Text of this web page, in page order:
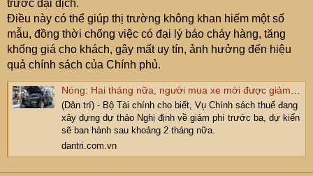
trước đại dịch.
Điều này có thể giúp thị trường không khan hiếm một số
mẫu, đồng thời chống việc có đại lý báo cháy hàng, tăng
khống giá cho khách, gây mất uy tín, ảnh hưởng đến hiệu
quả chính sách của Chính phủ.
Nóng: Hai tháng nữa, người mua xe mới được giảm 50% phí trước bạ
(Dân trí) - Bộ Tài chính cho biết, Vụ Chính sách thuế đang
xây dựng dự thảo Nghị định về giảm phí trước bạ, dự kiến
sẽ ban hành sau khoảng 2 tháng nữa.
dantri.com.vn